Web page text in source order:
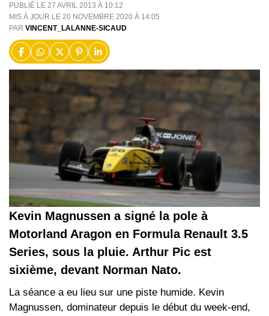
PUBLIÉ LE 27 AVRIL 2013 À 10:12
MIS À JOUR LE 20 NOVEMBRE 2020 À 14:05
PAR VINCENT_LALANNE-SICAUD
Kevin Magnussen a signé la pole à
Motorland Aragon en Formula Renault 3.5
Series, sous la pluie. Arthur Pic est
sixième, devant Norman Nato.
La séance a eu lieu sur une piste humide. Kevin
Magnussen, dominateur depuis le début du week-end,